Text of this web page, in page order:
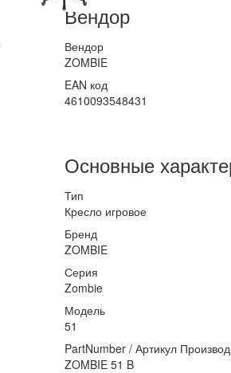
Вендор
Вендор
ZOMBIE
EAN код
4610093548431
Основные
Тип
Кресло игровое
Бренд
ZOMBIE
Серия
Zombie
Модель
51
PartNumber / Артикул
ZOMBIE 51 B